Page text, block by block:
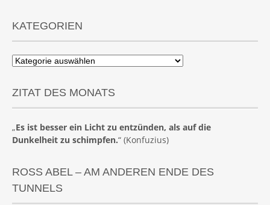
KATEGORIEN
Kategorien
ZITAT DES MONATS
„Es ist besser ein Licht zu entzünden, als auf die
Dunkelheit zu schimpfen.“ (Konfuzius)
ROSS ABEL – AM ANDEREN ENDE DES
TUNNELS